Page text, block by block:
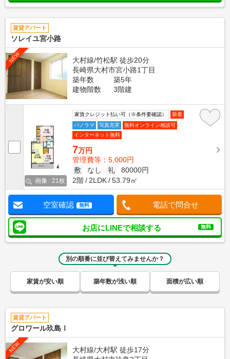
賃貸アパート
ソレイユ宮小路
NEW
大村線/竹松駅 徒歩20分
長崎県大村市宮小路1丁目
築年数
築5年
建物階数
3階建
画像 : 21枚
家賃クレジット払い可（※条件要確認）
新着
パノラマ
写真充実
無料オンライン相談可
インターネット無料
7万円
管理費等：5,000円
敷
なし 礼
80000円
2階
2LDK 53.79㎡
空室確認 無料 電話で問合せ
お店にLINEで相談する 無料
別の順番に並び替えてみませんか？
家賃が安い順 築年数が浅い順 面積が広い順
賃貸アパート
グロワール玖島Ⅰ
NEW
大村線/大村駅 徒歩17分